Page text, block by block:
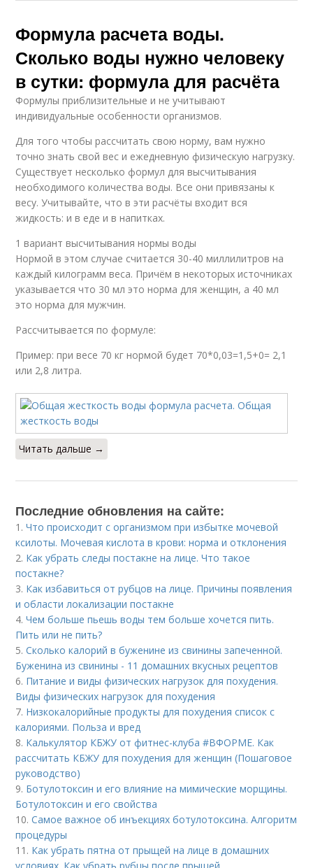
Формула расчета воды.
Сколько воды нужно человеку
в сутки: формула для расчёта
Формулы приблизительные и не учитывают
индивидуальные особенности организмов.
Для того чтобы рассчитать свою норму, вам нужно
точно знать свой вес и ежедневную физическую нагрузку.
Существует несколько формул для высчитывания
необходимого количества воды. Все они привязаны к
весу. Учитывайте, что в эти расчёты входит вся
жидкость: и в еде и в напитках.
1 вариант высчитывания нормы воды
Нормой в этом случае считается 30-40 миллилитров на
каждый килограмм веса. Причём в некоторых источниках
указывается что 30 мл это норма для женщин, а 40 мл
это норма для мужчин.
Рассчитывается по формуле:
Пример: при весе 70 кг нормой будет 70*0,03=1,5+0= 2,1
или 2,8 литра.
Читать дальше →
Последние обновления на сайте:
1.Что происходит с организмом при избытке мочевой
ксилоты. Мочевая кислота в крови: норма и отклонения
2. Как убрать следы постакне на лице. Что такое
постакне?
3. Как избавиться от рубцов на лице. Причины появления
и области локализации постакне
4.Чем больше пьешь воды тем больше хочется пить.
Пить или не пить?
5.Сколько калорий в буженине из свинины запеченной.
Буженина из свинины - 11 домашних вкусных рецептов
6. Питание и виды физических нагрузок для похудения.
Виды физических нагрузок для похудения
7. Низкокалорийные продукты для похудения список с
калориями. Польза и вред
8. Калькулятор КБЖУ от фитнес-клуба #ВФОРМЕ. Как
рассчитать КБЖУ для похудения для женщин (Пошаговое
руководство)
9. Ботулотоксин и его влияние на мимические морщины.
Ботулотоксин и его свойства
10.Самое важное об инъекциях ботулотоксина. Алгоритм
процедуры
11. Как убрать пятна от прыщей на лице в домашних